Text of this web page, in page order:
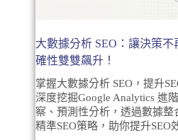
大數據分析 SEO：讓決策
確性雙雙飆升！
掌握大數據分析 SEO，提升
深度挖掘Google Analytics 進
察、預測性分析，透過數據整
精準SEO策略，助你提升SEO